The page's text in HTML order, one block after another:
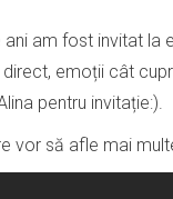
am fost invitat la
direct, emoții cât
pentru invitație:).
vor să afle mai